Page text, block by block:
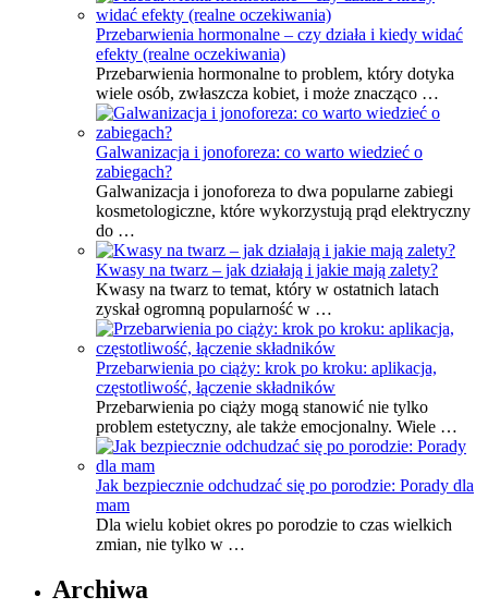
Przebarwienia hormonalne – czy działa i kiedy widać
efekty (realne oczekiwania)
Przebarwienia hormonalne to problem, który dotyka
wiele osób, zwłaszcza kobiet, i może znacząco …
Galwanizacja i jonoforeza: co warto wiedzieć o
zabiegach?
Galwanizacja i jonoforeza to dwa popularne zabiegi
kosmetologiczne, które wykorzystują prąd elektryczny
do …
Kwasy na twarz – jak działają i jakie mają zalety?
Kwasy na twarz to temat, który w ostatnich latach
zyskał ogromną popularność w …
Przebarwienia po ciąży: krok po kroku: aplikacja,
częstotliwość, łączenie składników
Przebarwienia po ciąży mogą stanowić nie tylko
problem estetyczny, ale także emocjonalny. Wiele …
Jak bezpiecznie odchudzać się po porodzie: Porady dla
mam
Dla wielu kobiet okres po porodzie to czas wielkich
zmian, nie tylko w …
Archiwa